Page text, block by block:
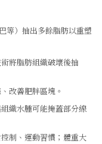
等）抽出多餘脂肪以重塑
將脂肪組織破壞後抽
改善肥胖區塊。
織水腫可能掩蓋部分線
制、運動習慣；體重大